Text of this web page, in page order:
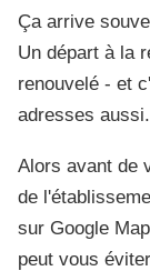
Ça arrive
Un départ à la
renouvelé - et
adresses aussi.
Alors avant de
de
sur Google
peut vous